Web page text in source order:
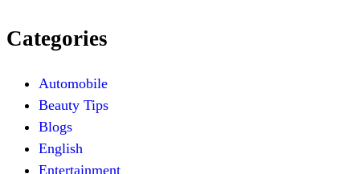
Categories
Automobile
Beauty Tips
Blogs
English
Entertainment